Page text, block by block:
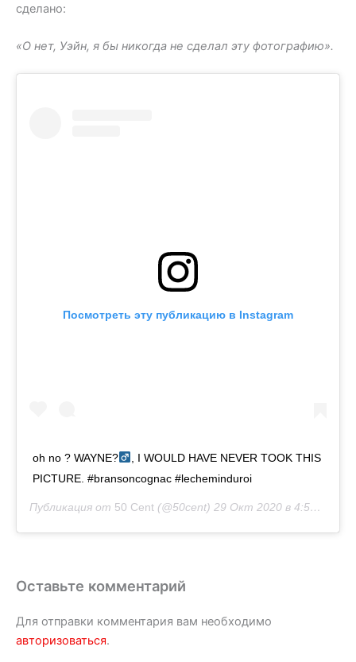
сделано:
«О нет, Уэйн, я бы никогда не сделал эту фотографию».
Посмотреть эту публикацию в Instagram
oh no ? WAYNE?‍
, I WOULD HAVE NEVER TOOK THIS
PICTURE. #bransoncognac #lecheminduroi
Публикация от 50 Cent (@50cent) 29 Окт 2020 в 4:56 PDT
Оставьте комментарий
Для отправки комментария вам необходимо
авторизоваться.